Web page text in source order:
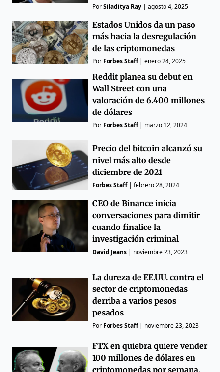
PorSiladitya Ray |agosto 4, 2025
Estados Unidos da un paso
más hacia la desregulación
de las criptomonedas
Por Forbes Staff|enero 24, 2025
Reddit planea su debut en
Wall Street con una
valoración de 6.400 millones
de dólares
Por Forbes Staff| marzo 12, 2024
Precio del bitcoin alcanzó su
nivel más alto desde
diciembre de 2021
Forbes Staff|febrero 28, 2024
CEO de Binance inicia
conversaciones para dimitir
cuando finalice la
investigación criminal
David Jeans noviembre 23, 2023
La dureza de EE.UU. contra el
sector de criptomonedas
derriba a varios pesos
pesados
Por Forbes Staff| noviembre 23, 2023
FTX en quiebra quiere vender
100 millones de dólares en
criptomonedas por semana,